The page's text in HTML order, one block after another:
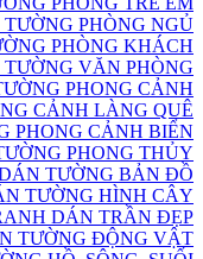
PHÒNG NGỦ
PHÒNG KHÁCH
VĂN PHÒNG
PHONG CẢNH
CẢNH LÀNG QUÊ
PHONG CẢNH BIỂN
PHONG THỦY
TƯỜNG BẢN ĐỒ
TƯỜNG HÌNH CÂY
DÁN TRẦN ĐẸP
TƯỜNG ĐỘNG VẬT